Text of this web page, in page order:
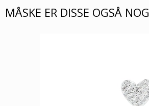
MÅSKE ER DISSE OGSÅ